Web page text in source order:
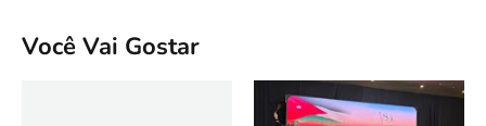
Você Vai Gostar